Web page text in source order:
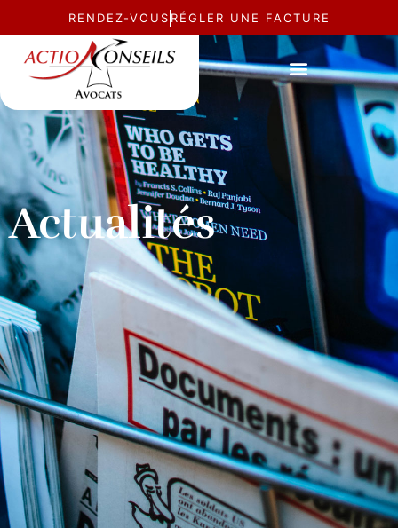
RENDEZ-VOUS RÉGLER UNE FACTURE
Actualités